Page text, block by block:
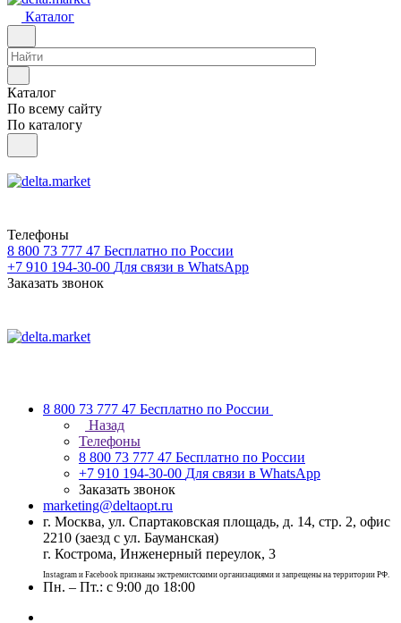
Каталог
Каталог
По всему сайту
По каталогу
Телефоны
8 800 73 777 47 Бесплатно по России
+7 910 194-30-00 Для связи в WhatsApp
Заказать звонок
8 800 73 777 47 Бесплатно по России
Назад
Телефоны
8 800 73 777 47 Бесплатно по России
+7 910 194-30-00 Для связи в WhatsApp
Заказать звонок
marketing@deltaopt.ru
г. Москва, ул. Спартаковская площадь, д. 14, стр. 2, офис
2210 (заезд с ул. Бауманская)
г. Кострома, Инженерный переулок, 3
Instagram и Facebook признаны экстремистскими организациями и запрещены на территории РФ.
Пн. – Пт.: с 9:00 до 18:00